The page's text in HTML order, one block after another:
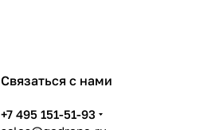
Связаться с нами
+7 495 151-51-93